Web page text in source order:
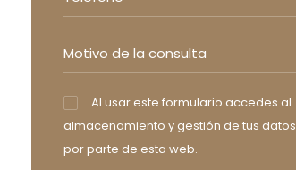
Al usar este formulario accedes al
almacenamiento y gestión de tus datos
por parte de esta web.